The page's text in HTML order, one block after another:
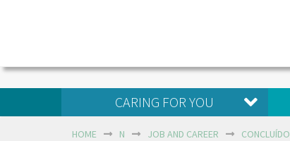
CARING FOR YOU
HOME N JOB AND CAREER CONCLUÍDO